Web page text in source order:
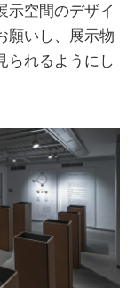
示空間のデザイ
願いし、展示物
られるようにし